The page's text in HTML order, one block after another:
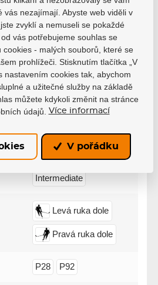
Bauer
Intermediate
Levá ruka dole
Pravá ruka dole
P28 P92
vás nezajímají. Abyste web viděli v
zvyklí a nemuseli se pokaždé
vás potřebujeme souhlas se
- malých souborů, které se
prohlížeči. Stisknutím tlačítka „V
nastavením cookies tak, abychom
a užitečné služby na základě
můžete kdykoli změnit na stránce
údajů.
Více informací
V pořádku